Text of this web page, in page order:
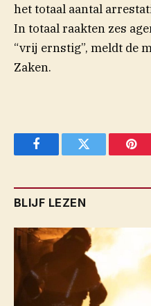
het totaal aantal
In totaal raakten zes
“vrij ernstig”, meldt de
Zaken.
FacebookTwitter
BLIJF LEZEN